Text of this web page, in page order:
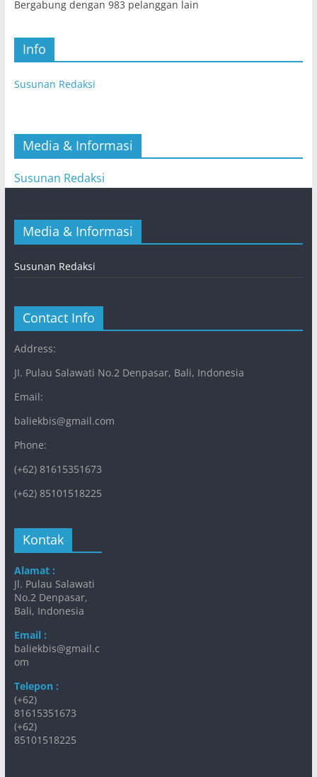
Bergabung dengan 983 pelanggan lain
Info
Susunan Redaksi
Media & Informasi
Susunan Redaksi
Media & Informasi
Susunan Redaksi
Contact Info
Address:
JI. Pulau Salawati No.2 Denpasar, Bali, Indonesia
Email:
baliekbis@gmail.com
Phone:
(+62) 81615351673
(+62) 85101518225
Kontak
Alamat :
Jl. Pulau Salawati
No.2 Denpasar,
Bali, Indonesia
Email :
baliekbis@gmail.c
om
Telepon :
(+62)
81615351673
(+62)
85101518225